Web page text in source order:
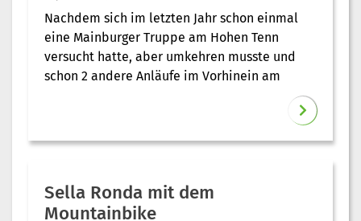
Nachdem sich im letzten Jahr schon einmal
eine Mainburger Truppe am Hohen Tenn
versucht hatte, aber umkehren musste und
schon 2 andere Anläufe im Vorhinein am
Sella Ronda mit dem
Mountainbike